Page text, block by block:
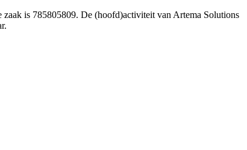
is 785805809. De (hoofd)activiteit van Artema Solutions